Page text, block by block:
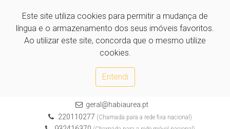
Este site utiliza cookies para permitir a mudança de
língua e o armazenamento dos seus imóveis favoritos.
Ao utilizar este site, concorda que o mesmo utilize
cookies.
Entendi
geral@habiaurea.pt
220110277 (Chamada para a rede fixa nacional)